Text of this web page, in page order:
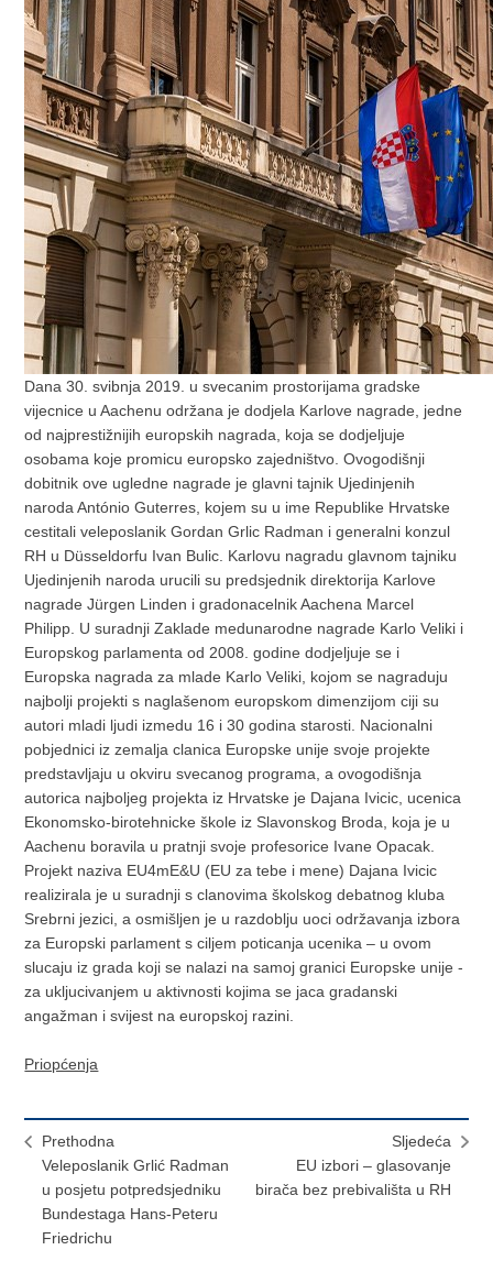
Dana 30. svibnja 2019. u svecanim prostorijama gradske
vijecnice u Aachenu održana je dodjela Karlove nagrade, jedne
od najprestižnijih europskih nagrada, koja se dodjeljuje
osobama koje promicu europsko zajedništvo. Ovogodišnji
dobitnik ove ugledne nagrade je glavni tajnik Ujedinjenih
naroda António Guterres, kojem su u ime Republike Hrvatske
cestitali veleposlanik Gordan Grlic Radman i generalni konzul
RH u Düsseldorfu Ivan Bulic. Karlovu nagradu glavnom tajniku
Ujedinjenih naroda urucili su predsjednik direktorija Karlove
nagrade Jürgen Linden i gradonacelnik Aachena Marcel
Philipp. U suradnji Zaklade medunarodne nagrade Karlo Veliki i
Europskog parlamenta od 2008. godine dodjeljuje se i
Europska nagrada za mlade Karlo Veliki, kojom se nagraduju
najbolji projekti s naglašenom europskom dimenzijom ciji su
autori mladi ljudi izmedu 16 i 30 godina starosti. Nacionalni
pobjednici iz zemalja clanica Europske unije svoje projekte
predstavljaju u okviru svecanog programa, a ovogodišnja
autorica najboljeg projekta iz Hrvatske je Dajana Ivicic, ucenica
Ekonomsko-birotehnicke škole iz Slavonskog Broda, koja je u
Aachenu boravila u pratnji svoje profesorice Ivane Opacak.
Projekt naziva EU4mE&U (EU za tebe i mene) Dajana Ivicic
realizirala je u suradnji s clanovima školskog debatnog kluba
Srebrni jezici, a osmišljen je u razdoblju uoci održavanja izbora
za Europski parlament s ciljem poticanja ucenika – u ovom
slucaju iz grada koji se nalazi na samoj granici Europske unije -
za ukljucivanjem u aktivnosti kojima se jaca gradanski
angažman i svijest na europskoj razini.
Priopćenja
Prethodna
Veleposlanik Grlić Radman
u posjetu potpredsjedniku
Bundestaga Hans-Peteru
Friedrichu
Sljedeća
EU izbori – glasovanje
birača bez prebivališta u RH